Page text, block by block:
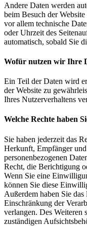
Andere Daten werden
beim Besuch der
vor allem technische
oder Uhrzeit des
automatisch, sobald Sie
Wofür nutzen wir Ihre
Ein Teil der Daten wird
der Website zu
Ihres Nutzerverhaltens
Welche Rechte haben
Sie haben jederzeit das
Herkunft, Empfänger
personenbezogenen
Recht, die Berichtigung
Wenn Sie eine
können Sie diese
Außerdem haben Sie
Einschränkung der
verlangen. Des Weiteren
zuständigen